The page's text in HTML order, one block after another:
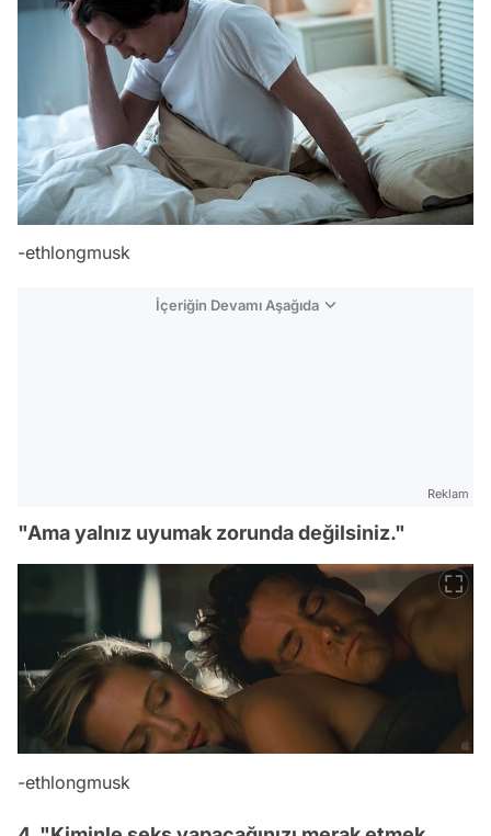
-ethlongmusk
İçeriğin Devamı Aşağıda
Reklam
"Ama yalnız uyumak zorunda değilsiniz."
-ethlongmusk